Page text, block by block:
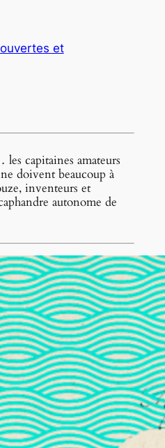
et
capitaines amateurs
doivent beaucoup à
inventeurs et
autonome de